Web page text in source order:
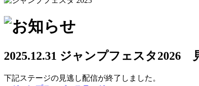
2025.12.31 ジャンプフェスタ2026
下記ステージの見逃し配信が終了しました。